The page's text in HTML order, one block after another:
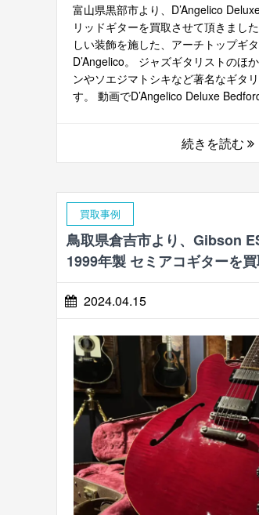
富山県黒部市より、D’Angelico
リッドギターを買取させて頂きまし
しい装飾を施した、アーチトップギ
D’Angelico。 ジャズギタリストのほ
ンやソエジマトシキなど著名なギタ
す。 動画でD’Angelico Deluxe
続きを読む
買取事例
鳥取県倉吉市より、Gibson
1999年製 セミアコギターを
2024.04.15